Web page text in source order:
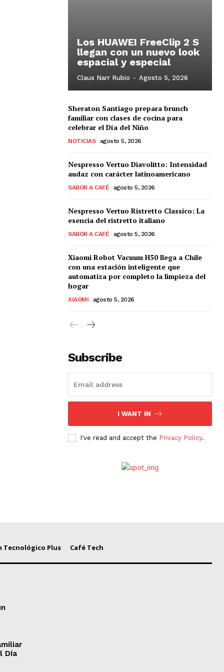
Los HUAWEI FreeClip 2 S
llegan con un nuevo look
espacial y especial
Claus Narr Rubio - Agosto 5, 2026
Sheraton Santiago prepara brunch
familiar con clases de cocina para
celebrar el Día del Niño
NOTICIAS agosto 5, 2026
Nespresso Vertuo Diavolitto: Intensidad
audaz con carácter latinoamericano
SABOR A CAFÉ agosto 5, 2026
Nespresso Vertuo Ristretto Classico: La
esencia del ristretto italiano
SABOR A CAFÉ agosto 5, 2026
Xiaomi Robot Vacuum H50 llega a Chile
con una estación inteligente que
automatiza por completo la limpieza del
hogar
XIAOMI agosto 5, 2026
Subscribe
I WANT IN
I've read and accept the Privacy Policy.
Tecnológico Plus Café Tech
Día